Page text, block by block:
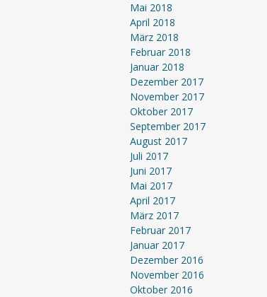
Mai 2018
April 2018
März 2018
Februar 2018
Januar 2018
Dezember 2017
November 2017
Oktober 2017
September 2017
August 2017
Juli 2017
Juni 2017
Mai 2017
April 2017
März 2017
Februar 2017
Januar 2017
Dezember 2016
November 2016
Oktober 2016